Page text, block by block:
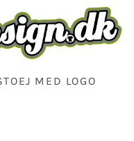
MED LOGO
/ GOOGLE
/ Google